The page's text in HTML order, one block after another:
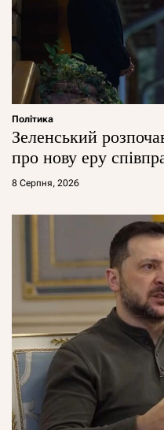
Політика
Зеленський
про нову еру
8 Серпня, 2026